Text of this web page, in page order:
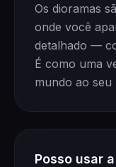
Os dioramas
onde você
detalhado —
É como uma
mundo ao seu
Posso usar